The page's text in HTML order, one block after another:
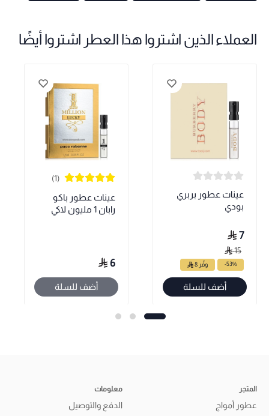
العملاء الذين اشتروا هذا العطر اشتروا أيضًا
عينات عطور بربري
بودي
7
15
-53% وفّر 8
أضف للسلة
(1)
عينات عطور باكو
رابان 1 مليون لاكي
6
أضف للسلة
المتجر
عطور أمواج
معلومات
الدفع والتوصيل